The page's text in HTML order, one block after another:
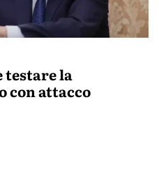
testare la
con attacco